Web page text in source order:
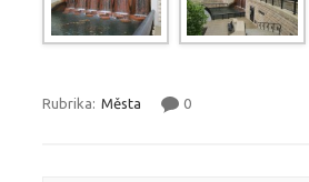
Rubrika: Města 0